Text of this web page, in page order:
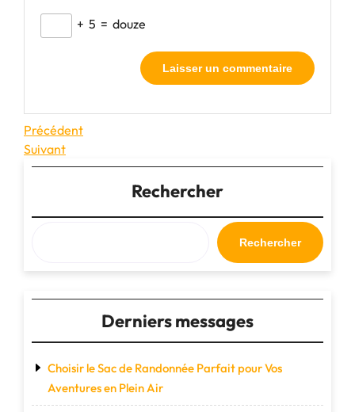
+ 5 = douze
Navigation
de
Article
précédent
Précédent
Article
suivant
Suivant
Rechercher
Rechercher
Derniers messages
Choisir le Sac de Randonnée Parfait pour Vos
Aventures en Plein Air